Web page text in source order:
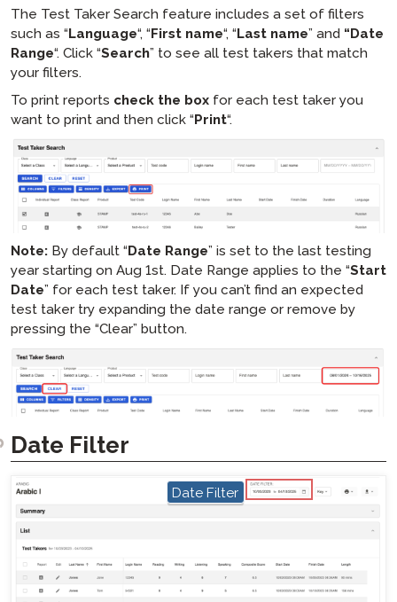
The Test Taker Search feature includes a set of filters
such as “Language“, “First name“, “Last name” and “Date
Range“. Click “Search” to see all test takers that match
your filters.
To print reports check the box for each test taker you
want to print and then click “Print“.
Note: By default “Date Range” is set to the last testing
year starting on Aug 1st. Date Range applies to the “Start
Date” for each test taker. If you can’t find an expected
test taker try expanding the date range or remove by
pressing the “Clear” button.
Date Filter
hotspot
Date Filter